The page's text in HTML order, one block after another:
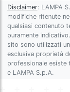
Disclaimer: LAMPA
modifiche ritenute
qualsiasi contenuto
puramente
sito sono utilizzati
esclusiva proprietà
professionale
e LAMPA S.p.A.